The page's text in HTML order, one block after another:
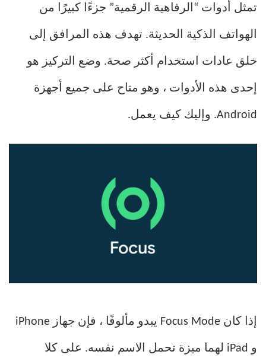
تمثل أدوات “الرفاهية الرقمية” جزءًا كبيرًا من
الهواتف الذكية الحديثة. تهدف هذه المرافق إلى
خلق عادات استخدام أكثر صحة. وضع التركيز هو
إحدى هذه الأدوات ، وهو متاح على جميع أجهزة
Android. وإليك كيف يعمل.
إذا كان Focus Mode يبدو مألوفًا ، فإن جهاز iPhone
و iPad لهما ميزة تحمل الاسم نفسه. على كلا